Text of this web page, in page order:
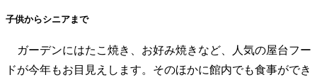
子供からシニアまで
ガーデンにはたこ焼き、お好み焼きなど、人気の屋台フー
ドが今年もお目見えします。そのほかに館内でも食事ができ